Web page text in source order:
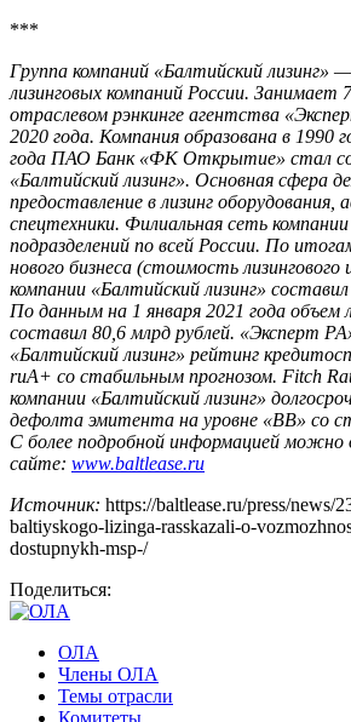
***
Группа компаний «Балтийский лизинг»
лизинговых компаний России. Занимает
отраслевом рэнкинге агентства
2020 года. Компания образована в 1990
года ПАО Банк «ФК Открытие» стал
«Балтийский лизинг». Основная сфера
предоставление в лизинг
спецтехники. Филиальная сеть
подразделений по всей России. По
нового бизнеса (стоимость
компании «Балтийский лизинг»
По данным на 1 января 2021 года объем
составил 80,6 млрд рублей. «Эксперт
«Балтийский лизинг» рейтинг
ruA+ со стабильным прогнозом. Fitch
компании «Балтийский лизинг»
дефолта эмитента на уровне «BB» со
С более подробной информацией можно
сайте: www.baltlease.ru
Источник: https://baltlease.ru/press/news/
baltiyskogo-lizinga-rasskazali-o-
dostupnykh-msp-/
Поделиться:
ОЛА
Члены ОЛА
Темы отрасли
Комитеты